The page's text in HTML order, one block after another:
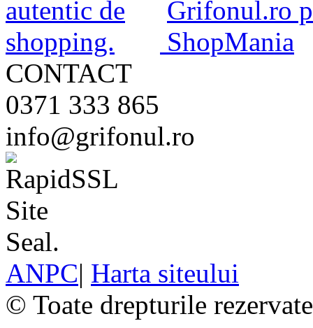
CONTACT
0371 333 865
info@grifonul.ro
ANPC| Harta siteului
© Toate drepturile